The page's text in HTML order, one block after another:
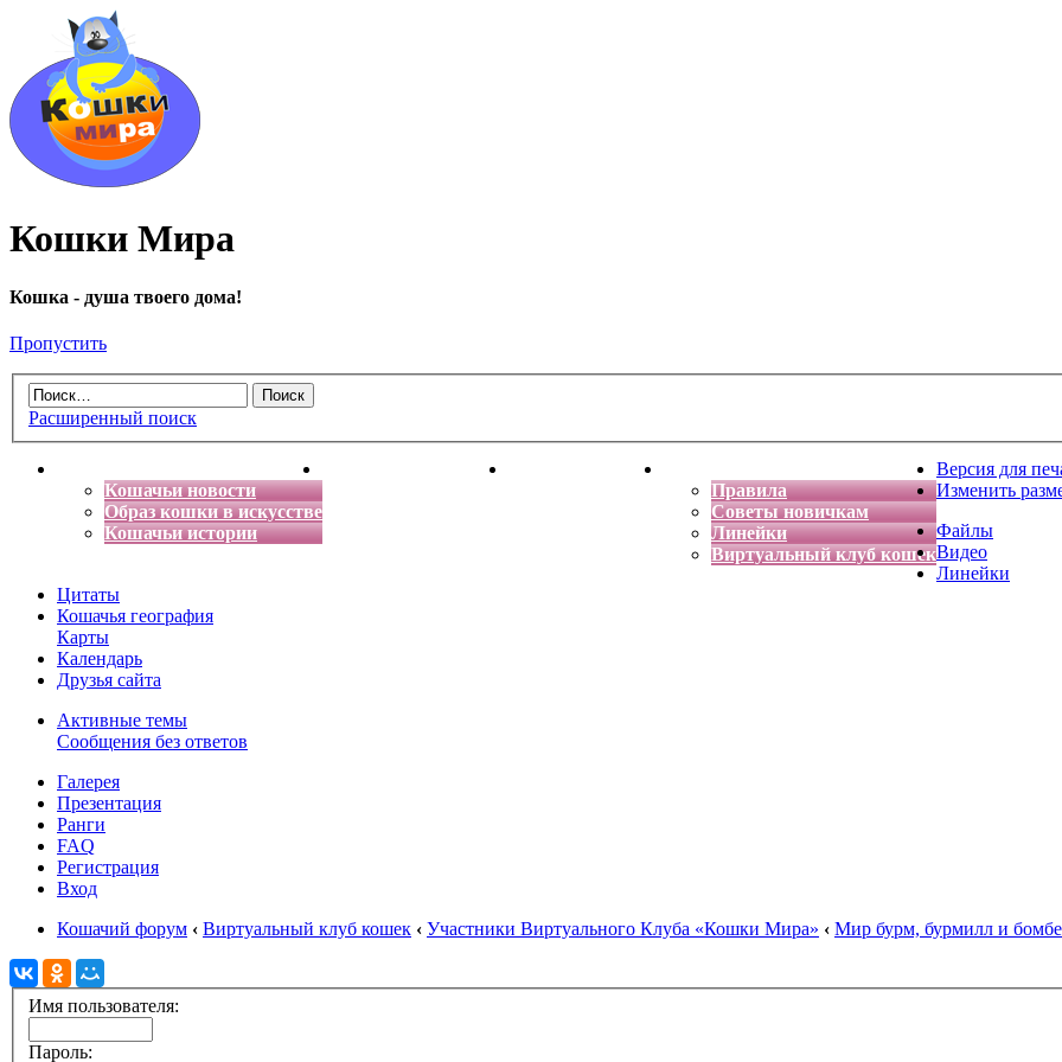
Кошки Мира
Кошка - душа твоего дома!
Пропустить
Расширенный поиск
Кошачьи новости
Образ кошки в искусстве
Кошачьи истории
Энциклопедия кошек Детская фантазия
Правила
Советы новичкам
Линейки
Виртуальный клуб кошек
Версия для
Изменить
Файлы
Видео
Линейки
Цитаты
Кошачья география
Карты
Календарь
Друзья сайта
Активные темы
Сообщения без ответов
Галерея
Презентация
Ранги
FAQ
Регистрация
Вход
Кошачий форум ‹ Виртуальный клуб кошек ‹ Участники Виртуального Клуба «Кошки Мира» ‹ Мир бурм, бурмилл и
Имя пользователя:
Пароль: